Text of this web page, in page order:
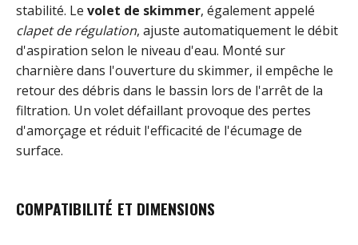
stabilité. Le volet de skimmer, également appelé
clapet de régulation, ajuste automatiquement le débit
d'aspiration selon le niveau d'eau. Monté sur
charnière dans l'ouverture du skimmer, il empêche le
retour des débris dans le bassin lors de l'arrêt de la
filtration. Un volet défaillant provoque des pertes
d'amorçage et réduit l'efficacité de l'écumage de
surface.
COMPATIBILITÉ ET DIMENSIONS